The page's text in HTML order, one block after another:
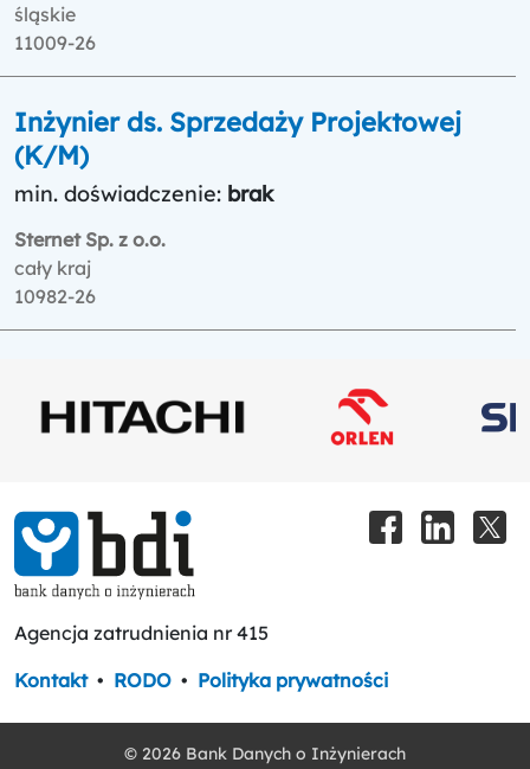
śląskie
11009-26
Inżynier ds. Sprzedaży Projektowej
(K/M)
min. doświadczenie: brak
Sternet Sp. z o.o.
cały kraj
10982-26
Agencja zatrudnienia nr 415
Kontakt • RODO • Polityka prywatności
© 2026 Bank Danych o Inżynierach